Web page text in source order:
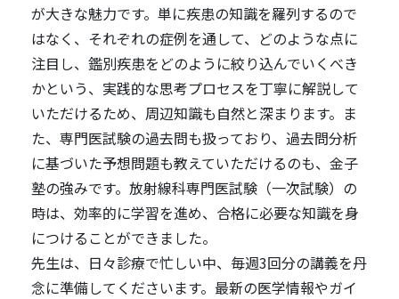
が大きな魅力です。単に疾患の知識を羅列するので
はなく、それぞれの症例を通して、どのような点に
注目し、鑑別疾患をどのように絞り込んでいくべき
かという、実践的な思考プロセスを丁寧に解説して
いただけるため、周辺知識も自然と深まります。ま
た、専門医試験の過去問も扱っており、過去問分析
に基づいた予想問題も教えていただけるのも、金子
塾の強みです。放射線科専門医試験（一次試験）の
時は、効率的に学習を進め、合格に必要な知識を身
につけることができました。
先生は、日々診療で忙しい中、毎週3回分の講義を丹
念に準備してくださいます。最新の医学情報やガイ